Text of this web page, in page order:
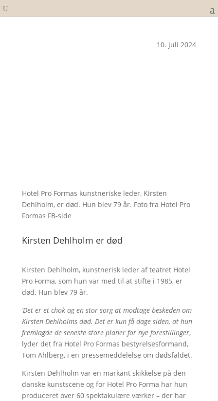
10. juli 2024
Hotel Pro Formas kunstneriske leder, Kirsten
Dehlholm, er død. Hun blev 79 år. Foto fra Hotel Pro
Formas FB-side
Kirsten Dehlholm er død
Kirsten Dehlholm, kunstnerisk leder af teatret Hotel
Pro Forma, som hun var med til at stifte i 1985, er
død. Hun blev 79 år.
’Det er et chok og en stor sorg at modtage beskeden om
Kirsten Dehlholms død. Det er kun få dage siden, at hun
fremlagde de seneste store planer for nye forestillinger,
lyder det fra Hotel Pro Formas bestyrelsesformand,
Tom Ahlberg, i en pressemeddelelse om dødsfaldet.
Kirsten Dehlholm var en markant skikkelse på den
danske kunstscene og for Hotel Pro Forma har hun
produceret over 60 spektakulære værker – der har